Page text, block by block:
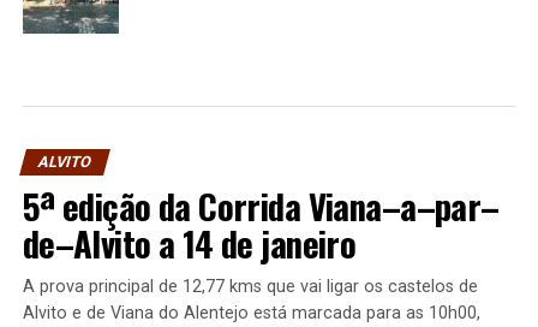
ALVITO
5ª edição da Corrida Viana–a–par–
de–Alvito a 14 de janeiro
A prova principal de 12,77 kms que vai ligar os castelos de
Alvito e de Viana do Alentejo está marcada para as 10h00,